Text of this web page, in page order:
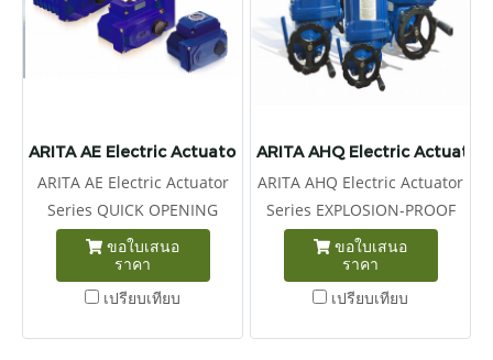
ARITA AE Electric Actuator Series
ARITA AE Electric Actuator
Series QUICK OPENING
SERIES
ขอใบเสนอ
ราคา
เปรียบเทียบ
ARITA AHQ Electric Actuator
ARITA AHQ Electric Actuator
Series EXPLOSION-PROOF
SERIES
ขอใบเสนอ
ราคา
เปรียบเทียบ